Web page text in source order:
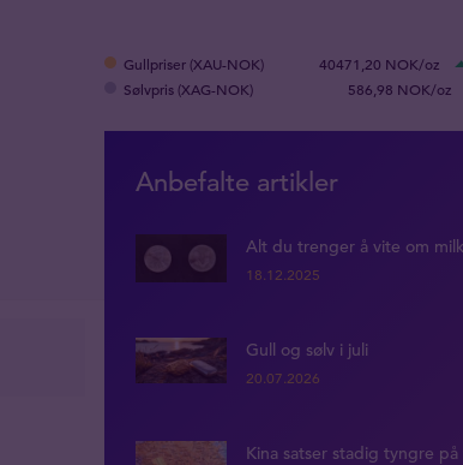
Gullpriser (XAU-NOK) 40471,20 NOK/oz
Sølvpris (XAG-NOK) 586,98 NOK/oz
Anbefalte artikler
Alt du trenger å vite om
18.12.2025
Gull og sølv i juli
20.07.2026
Kina satser stadig tyngre på